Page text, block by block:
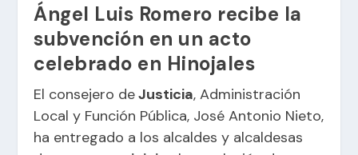
Ángel Luis Romero recibe la
subvención en un acto
celebrado en Hinojales
El consejero deJusticia, Administración
Local y Función Pública, José Antonio Nieto,
ha entregado a los alcaldes y alcaldesas